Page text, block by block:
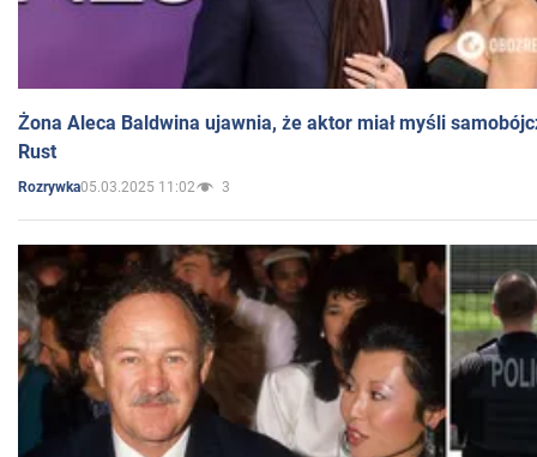
Żona Aleca Baldwina ujawnia, że aktor miał myśli
Rust
Rozrywka05.03.2025 11:02 3